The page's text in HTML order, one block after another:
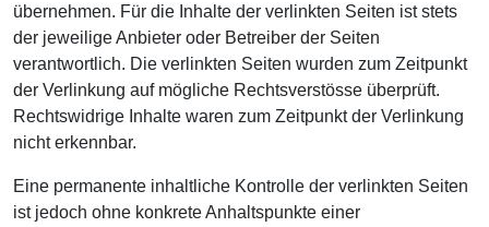
übernehmen. Für die Inhalte der verlinkten Seiten ist stets
der jeweilige Anbieter oder Betreiber der Seiten
verantwortlich. Die verlinkten Seiten wurden zum Zeitpunkt
der Verlinkung auf mögliche Rechtsverstösse überprüft.
Rechtswidrige Inhalte waren zum Zeitpunkt der Verlinkung
nicht erkennbar.
Eine permanente inhaltliche Kontrolle der verlinkten Seiten
ist jedoch ohne konkrete Anhaltspunkte einer